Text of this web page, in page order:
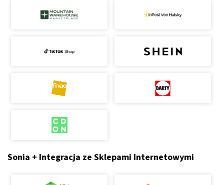
Sonia + Integracja ze Sklepami Internetowymi